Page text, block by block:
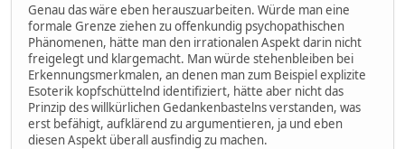
Genau das wäre eben herauszuarbeiten. Würde man eine
formale Grenze ziehen zu offenkundig psychopathischen
Phänomenen, hätte man den irrationalen Aspekt darin nicht
freigelegt und klargemacht. Man würde stehenbleiben bei
Erkennungsmerkmalen, an denen man zum Beispiel explizite
Esoterik kopfschüttelnd identifiziert, hätte aber nicht das
Prinzip des willkürlichen Gedankenbastelns verstanden, was
erst befähigt, aufklärend zu argumentieren, ja und eben
diesen Aspekt überall ausfindig zu machen.